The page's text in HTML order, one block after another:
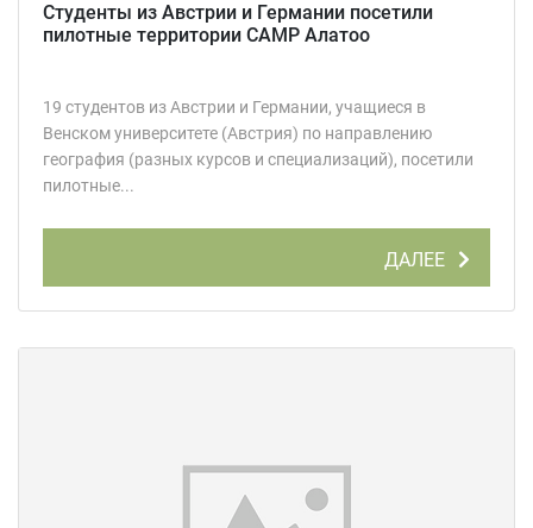
Студенты из Австрии и Германии посетили
пилотные территории CAMP Алатоо
19 студентов из Австрии и Германии, учащиеся в
Венском университете (Австрия) по направлению
география (разных курсов и специализаций), посетили
пилотные...
ДАЛЕЕ